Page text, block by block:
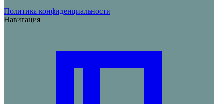
Политика конфиденциальности
Навигация